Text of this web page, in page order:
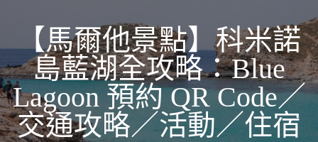
【馬爾他景點】科米諾
島藍湖全攻略：Blue
Lagoon 預約 QR Code／
交通攻略／活動／住宿